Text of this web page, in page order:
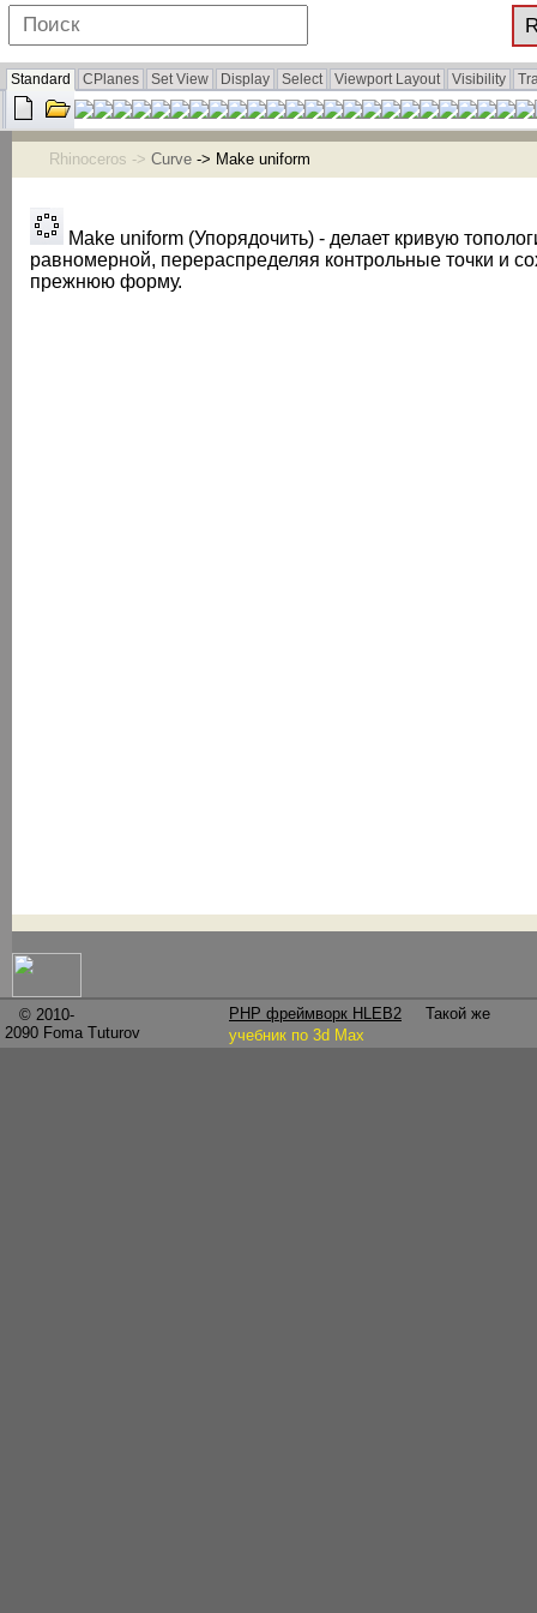
Standard CPlanes Set View Display Select Viewport Layout Visibility
Rhinoceros -> Curve -> Make uniform
Make uniform (Упорядочить) - делает кривую
равномерной, перераспределяя контрольные точки и
прежнюю форму.
© 2010-
2090 Foma Tuturov
PHP фреймворк HLEB2
Такой же
учебник по 3d Max